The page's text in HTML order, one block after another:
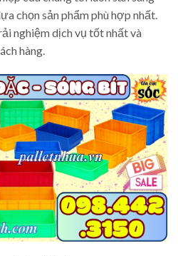
chọn sản phẩm phù hợp nhất.
nghiệm dịch vụ tốt nhất và
hàng.